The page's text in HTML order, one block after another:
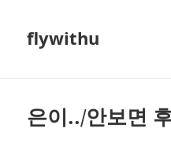
flywithu
은이../안보면